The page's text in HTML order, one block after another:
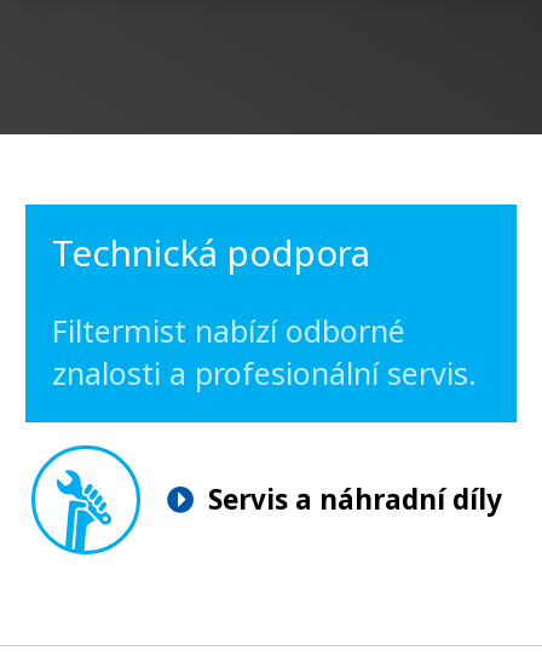
Technická podpora
Filtermist nabízí odborné
znalosti a profesionální servis.
Servis a náhradní díly